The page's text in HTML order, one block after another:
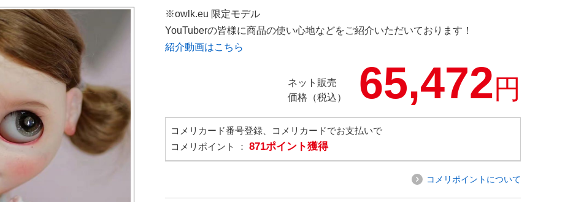
※owlk.eu 限定モデル
YouTuberの皆様に商品の使い心地などをご紹介いただいております！
紹介動画はこちら
ネット販売
価格（税込）
65,472円
コメリカード番号登録、コメリカードでお支払いで
コメリポイント ： 871ポイント獲得
コメリポイントについて